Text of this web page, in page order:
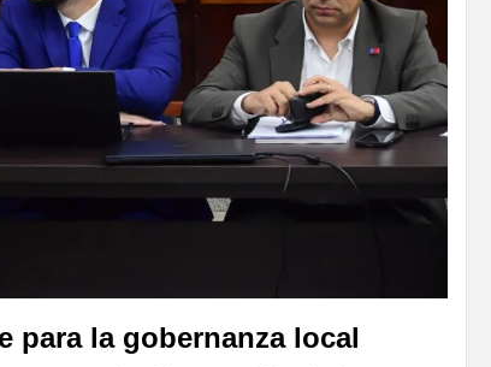
para la gobernanza local